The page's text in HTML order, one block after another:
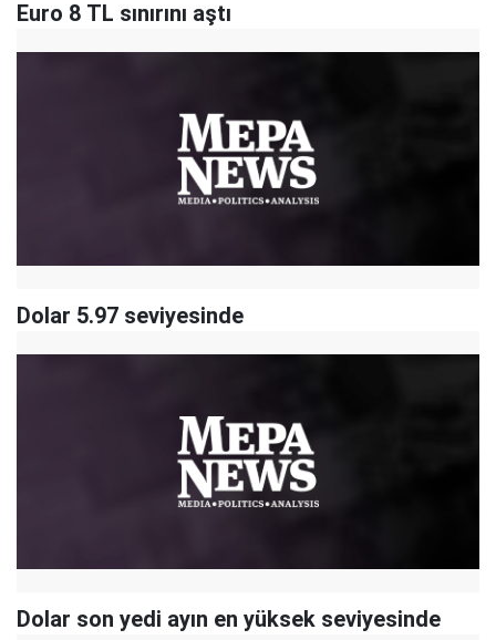
Euro 8 TL sınırını aştı
Dolar 5.97 seviyesinde
Dolar son yedi ayın en yüksek seviyesinde